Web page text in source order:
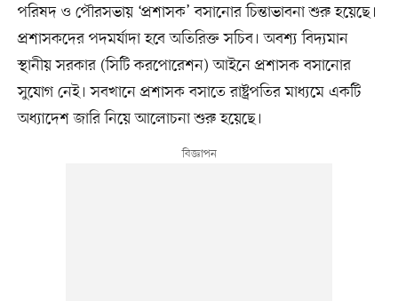
পরিষদ ও পৌরসভায় ‘প্রশাসক’ বসানোর চিন্তাভাবনা শুরু হয়েছে।
প্রশাসকদের পদমর্যাদা হবে অতিরিক্ত সচিব। অবশ্য বিদ্যমান
স্থানীয় সরকার (সিটি করপোরেশন) আইনে প্রশাসক বসানোর
সুযোগ নেই। সবখানে প্রশাসক বসাতে রাষ্ট্রপতির মাধ্যমে একটি
অধ্যাদেশ জারি নিয়ে আলোচনা শুরু হয়েছে।